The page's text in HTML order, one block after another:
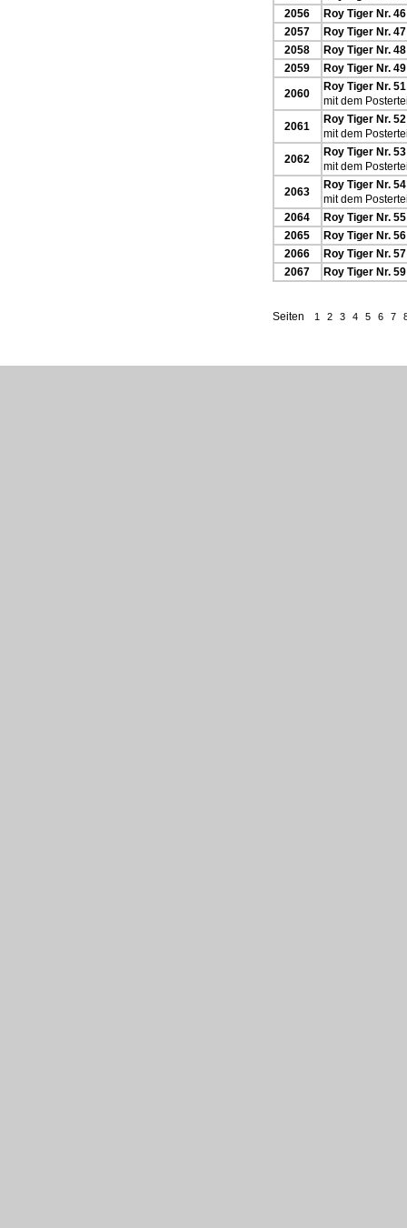
2056
Roy Tiger Nr. 46
2057
Roy Tiger Nr. 47
2058
Roy Tiger Nr. 48
2059
Roy Tiger Nr. 49
2060
Roy Tiger Nr. 51
mit dem
2061
Roy Tiger Nr. 52
mit dem
2062
Roy Tiger Nr. 53
mit dem
2063
Roy Tiger Nr. 54
mit dem
2064
Roy Tiger Nr. 55
2065
Roy Tiger Nr. 56
2066
Roy Tiger Nr. 57
2067
Roy Tiger Nr. 59
Seiten 1 2 3 4 5 6 7